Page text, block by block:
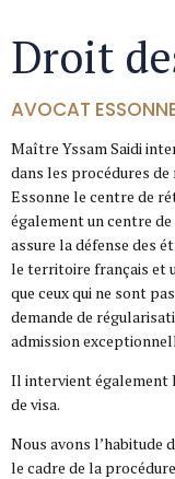
Droit
AVOCAT
Maître Yssam Saidi
dans les procédures
Essonne le centre de
également un centre
assure la défense des
le territoire français et
que ceux qui ne sont
demande de
admission
Il intervient également
de visa.
Nous avons l’habitude
le cadre de la